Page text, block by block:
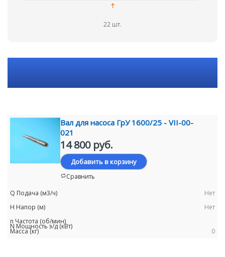
22 шт.
Вал для насоса ГрУ 1600/25 - VII-00-
021
14 800 руб.
Добавить в корзину
Сравнить
Нет
Нет
0